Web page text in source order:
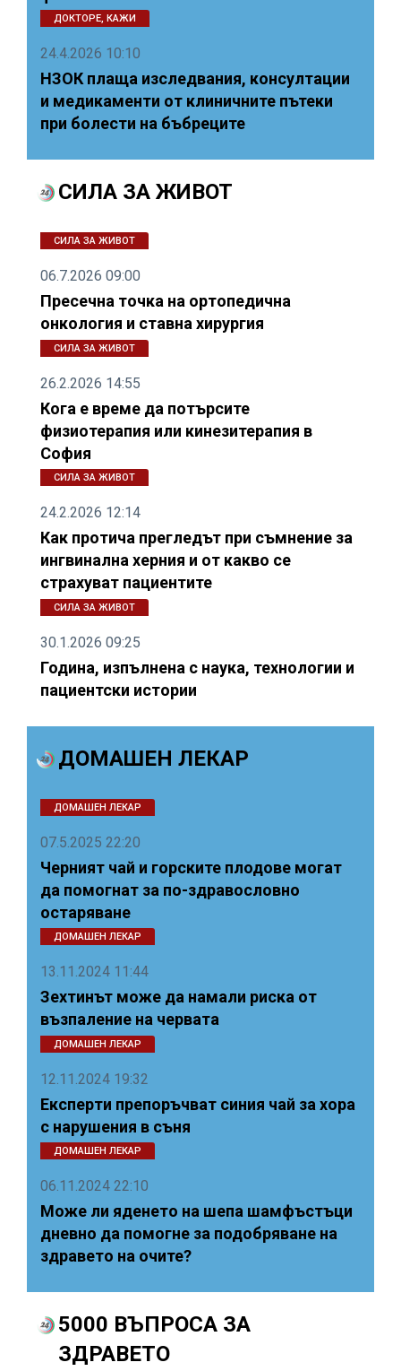
ДОКТОРЕ, КАЖИ
24.4.2026 10:10
НЗОК плаща изследвания, консултации
и медикаменти от клиничните пътеки
при болести на бъбреците
СИЛА ЗА ЖИВОТ
СИЛА ЗА ЖИВОТ
06.7.2026 09:00
Пресечна точка на ортопедична
онкология и ставна хирургия
СИЛА ЗА ЖИВОТ
26.2.2026 14:55
Кога е време да потърсите
физиотерапия или кинезитерапия в
София
СИЛА ЗА ЖИВОТ
24.2.2026 12:14
Как протича прегледът при съмнение за
ингвинална херния и от какво се
страхуват пациентите
СИЛА ЗА ЖИВОТ
30.1.2026 09:25
Година, изпълнена с наука, технологии и
пациентски истории
ДОМАШЕН ЛЕКАР
ДОМАШЕН ЛЕКАР
07.5.2025 22:20
Черният чай и горските плодове могат
да помогнат за по-здравословно
остаряване
ДОМАШЕН ЛЕКАР
13.11.2024 11:44
Зехтинът може да намали риска от
възпаление на червата
ДОМАШЕН ЛЕКАР
12.11.2024 19:32
Експерти препоръчват синия чай за хора
с нарушения в съня
ДОМАШЕН ЛЕКАР
06.11.2024 22:10
Може ли яденето на шепа шамфъстъци
дневно да помогне за подобряване на
здравето на очите?
5000 ВЪПРОСА ЗА
ЗДРАВЕТО